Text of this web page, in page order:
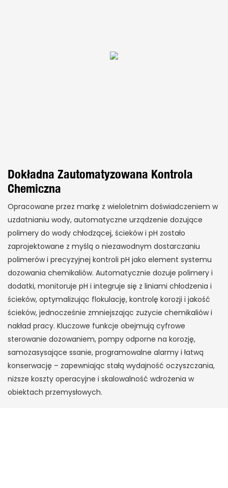
Dokładna Zautomatyzowana Kontrola
Chemiczna
Opracowane przez markę z wieloletnim doświadczeniem w
uzdatnianiu wody, automatyczne urządzenie dozujące
polimery do wody chłodzącej, ścieków i pH zostało
zaprojektowane z myślą o niezawodnym dostarczaniu
polimerów i precyzyjnej kontroli pH jako element systemu
dozowania chemikaliów. Automatycznie dozuje polimery i
dodatki, monitoruje pH i integruje się z liniami chłodzenia i
ścieków, optymalizując flokulację, kontrolę korozji i jakość
ścieków, jednocześnie zmniejszając zużycie chemikaliów i
nakład pracy. Kluczowe funkcje obejmują cyfrowe
sterowanie dozowaniem, pompy odporne na korozję,
samozasysające ssanie, programowalne alarmy i łatwą
konserwację – zapewniając stałą wydajność oczyszczania,
niższe koszty operacyjne i skalowalność wdrożenia w
obiektach przemysłowych.